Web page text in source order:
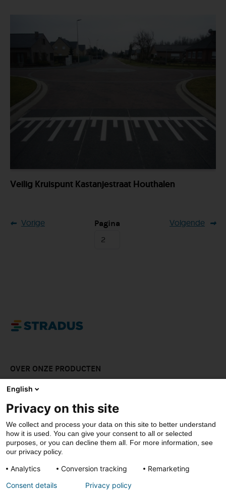
Veilig Kruispunt Kastanjestraat Houthalen
Vorige Pagina Volgende
OVER ONZE PRODUCTEN
LAAT JE INSPIREREN
DOWNLOADS
CONTACT
© Stradus
Privacy- & cookiepolicy
English
Privacy on this site
We collect and process your data on this site to better understand
how it is used. You can give your consent to all or selected
purposes, or you can decline them all. For more information, see
our privacy policy.
Analytics Conversion tracking
Remarketing
Consent details
Privacy policy